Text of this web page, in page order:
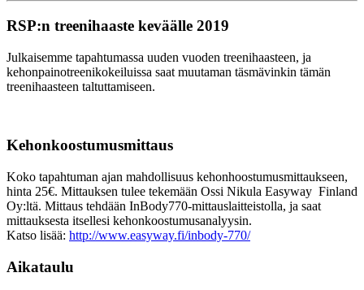
RSP:n treenihaaste keväälle 2019
Julkaisemme tapahtumassa uuden vuoden treenihaasteen, ja
kehonpainotreenikokeiluissa saat muutaman täsmävinkin tämän
treenihaasteen taltuttamiseen.
Kehonkoostumusmittaus
Koko tapahtuman ajan mahdollisuus kehonhoostumusmittaukseen,
hinta 25€. Mittauksen tulee tekemään Ossi Nikula Easyway Finland
Oy:ltä. Mittaus tehdään InBody770-mittauslaitteistolla, ja saat
mittauksesta itsellesi kehonkoostumusanalyysin.
Katso lisää: http://www.easyway.fi/inbody-770/
Aikataulu